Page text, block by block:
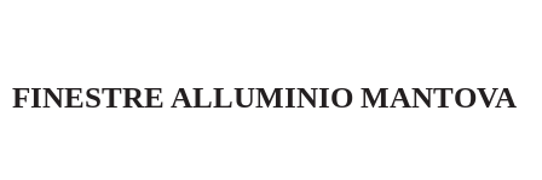
FINESTRE ALLUMINIO MANTOVA